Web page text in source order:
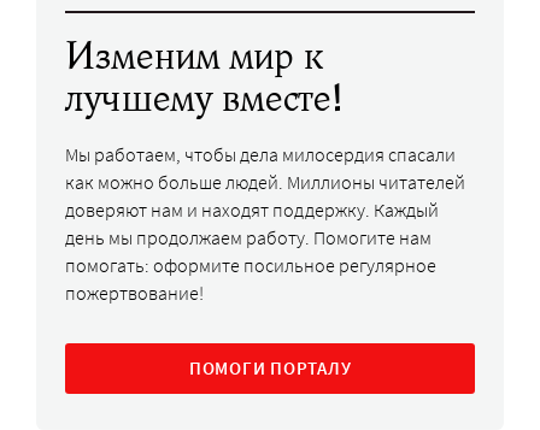
Изменим мир к
лучшему вместе!
Мы работаем, чтобы дела милосердия спасали
как можно больше людей. Миллионы читателей
доверяют нам и находят поддержку. Каждый
день мы продолжаем работу. Помогите нам
помогать: оформите посильное регулярное
пожертвование!
ПОМОГИ ПОРТАЛУ